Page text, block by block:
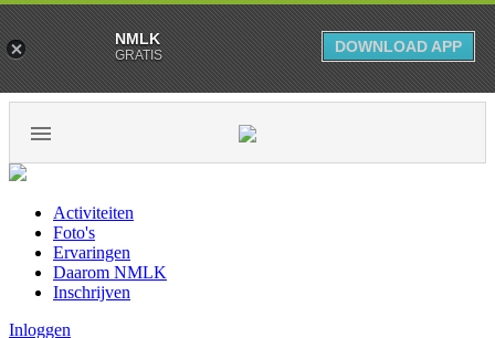
Activiteiten
Foto's
Ervaringen
Daarom NMLK
Inschrijven
Inloggen
NMLK
GRATIS DOWNLOAD APP